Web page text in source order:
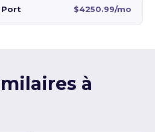
Port $4250.99/mo
à